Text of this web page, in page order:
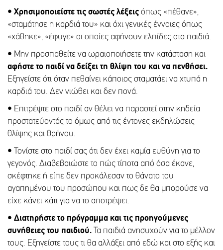
• Χρησιμοποιείστε τις σωστές λέξεις όπως «πέθανε»,
«σταμάτησε η καρδιά του» και όχι γενικές έννοιες όπως
«χάθηκε», «έφυγε» οι οποίες αφήνουν ελπίδες στα παιδιά.
• Μην προσπαθείτε να ωραιοποιήσετε την κατάσταση και
αφήστε το παιδί να δείξει τη θλίψη του και να πενθήσει.
Εξηγείστε ότι όταν πεθαίνει κάποιος σταματάει να χτυπά η
καρδιά του. Δεν νιώθει και δεν πονά.
• Επιτρέψτε στο παιδί αν θέλει να παραστεί στην κηδεία
προστατεύοντάς το όμως από τις έντονες εκδηλώσεις
θλίψης και θρήνου.
• Τονίστε στο παιδί σας ότι δεν έχει καμία ευθύνη για το
γεγονός. Διαβεβαιώστε το πώς τίποτα από όσα έκανε,
σκέφτηκε ή είπε δεν προκάλεσαν το θάνατο του
αγαπημένου του προσώπου και πως δε θα μπορούσε να
είχε κάνει κάτι για να το αποτρέψει.
• Διατηρήστε το πρόγραμμα και τις προηγούμενες
συνήθειες του παιδιού. Τα παιδιά ανησυχούν για το μέλλον
τους. Εξηγείστε τους τι θα αλλάξει από εδώ και στο εξής και